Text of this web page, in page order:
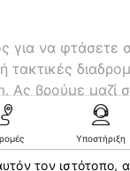
Υποστήριξη
τον ιστότοπο,
για να φτάσετε
τακτικές
Ας βρούμε μαζί
μια διαδρομή!